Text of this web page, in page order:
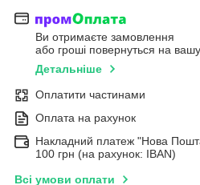
Ви отримаєте замовлення
або гроші повернуться на
Детальніше
Оплатити частинами
Оплата на рахунок
Накладний платеж "Нова
100 грн (на рахунок: IBAN)
Всі умови оплати